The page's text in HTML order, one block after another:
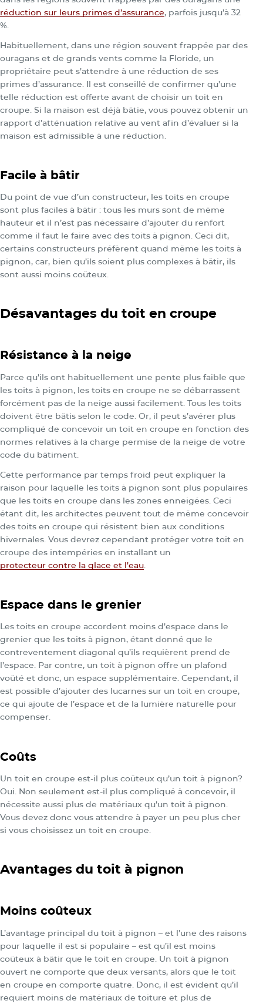
réduction sur leurs primes d’assurance, parfois jusqu’à 32
%.
Habituellement, dans une région souvent frappée par des
ouragans et de grands vents comme la Floride, un
propriétaire peut s’attendre à une réduction de ses
primes d’assurance. Il est conseillé de confirmer qu’une
telle réduction est offerte avant de choisir un toit en
croupe. Si la maison est déjà bâtie, vous pouvez obtenir un
rapport d’atténuation relative au vent afin d’évaluer si la
maison est admissible à une réduction.
Facile à bâtir
Du point de vue d’un constructeur, les toits en croupe
sont plus faciles à bâtir : tous les murs sont de même
hauteur et il n’est pas nécessaire d’ajouter du renfort
comme il faut le faire avec des toits à pignon. Ceci dit,
certains constructeurs préfèrent quand même les toits à
pignon, car, bien qu’ils soient plus complexes à bâtir, ils
sont aussi moins coûteux.
Désavantages du toit en croupe
Résistance à la neige
Parce qu’ils ont habituellement une pente plus faible que
les toits à pignon, les toits en croupe ne se débarrassent
forcément pas de la neige aussi facilement. Tous les toits
doivent être bâtis selon le code. Or, il peut s’avérer plus
compliqué de concevoir un toit en croupe en fonction des
normes relatives à la charge permise de la neige de votre
code du bâtiment.
Cette performance par temps froid peut expliquer la
raison pour laquelle les toits à pignon sont plus populaires
que les toits en croupe dans les zones enneigées. Ceci
étant dit, les architectes peuvent tout de même concevoir
des toits en croupe qui résistent bien aux conditions
hivernales. Vous devrez cependant protéger votre toit en
croupe des intempéries en installant un
protecteur contre la glace et l’eau.
Espace dans le grenier
Les toits en croupe accordent moins d’espace dans le
grenier que les toits à pignon, étant donné que le
contreventement diagonal qu’ils requièrent prend de
l’espace. Par contre, un toit à pignon offre un plafond
voûté et donc, un espace supplémentaire. Cependant, il
est possible d’ajouter des lucarnes sur un toit en croupe,
ce qui ajoute de l’espace et de la lumière naturelle pour
compenser.
Coûts
Un toit en croupe est-il plus coûteux qu’un toit à pignon?
Oui. Non seulement est-il plus compliqué à concevoir, il
nécessite aussi plus de matériaux qu’un toit à pignon.
Vous devez donc vous attendre à payer un peu plus cher
si vous choisissez un toit en croupe.
Avantages du toit à pignon
Moins coûteux
L’avantage principal du toit à pignon – et l’une des raisons
pour laquelle il est si populaire – est qu’il est moins
coûteux à bâtir que le toit en croupe. Un toit à pignon
ouvert ne comporte que deux versants, alors que le toit
en croupe en comporte quatre. Donc, il est évident qu’il
requiert moins de matériaux de toiture et plus de